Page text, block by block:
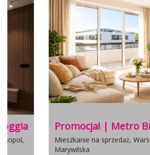
Promocja! | Metro Bródno |
Mieszkanie na sprzedaż, Warszawa
Marywilska